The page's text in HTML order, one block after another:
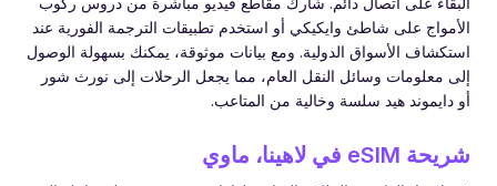
الأمواج على شاطئ وايكيكي أو استخدم تطبيقات الترجمة الفورية عند
استكشاف الأسواق الدولية. ومع بيانات موثوقة، يمكنك بسهولة الوصول
إلى معلومات وسائل النقل العام، مما يجعل الرحلات إلى نورث شور
أو دايموند هيد سلسة وخالية من المتاعب.
شريحة eSIM في لاهينا، ماوي